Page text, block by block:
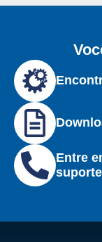
Entre
suporte